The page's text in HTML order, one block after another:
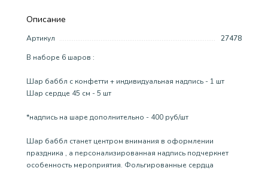
Описание
Артикул
27478
В наборе 6 шаров :
Шар баббл с конфетти + индивидуальная надпись - 1 шт
Шар сердце 45 см - 5 шт
*надпись на шаре дополнительно - 400 руб/шт
Шар баббл станет центром внимания в оформлении
праздника , а персонализированная надпись подчеркнет
особенность мероприятия. Фольгированные сердца